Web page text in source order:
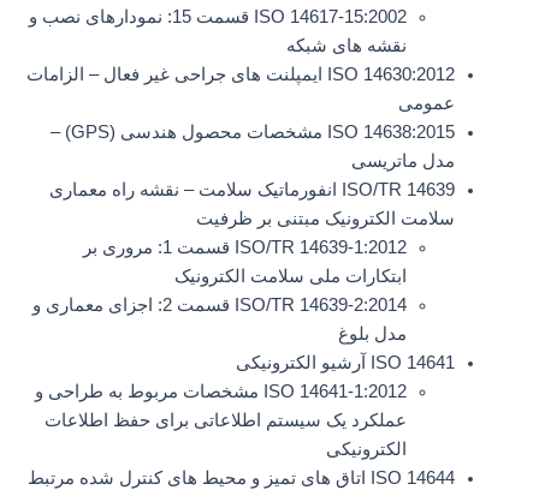
ISO 14617-15:2002 قسمت 15: نمودارهای نصب و
نقشه های شبکه
ISO 14630:2012 ایمپلنت های جراحی غیر فعال – الزامات
عمومی
ISO 14638:2015 مشخصات محصول هندسی (GPS) –
مدل ماتریسی
ISO/TR 14639 انفورماتیک سلامت – نقشه راه معماری
سلامت الکترونیک مبتنی بر ظرفیت
ISO/TR 14639-1:2012 قسمت 1: مروری بر
ابتکارات ملی سلامت الکترونیک
ISO/TR 14639-2:2014 قسمت 2: اجزای معماری و
مدل بلوغ
ISO 14641 آرشیو الکترونیکی
ISO 14641-1:2012 مشخصات مربوط به طراحی و
عملکرد یک سیستم اطلاعاتی برای حفظ اطلاعات
الکترونیکی
ISO 14644 اتاق های تمیز و محیط های کنترل شده مرتبط